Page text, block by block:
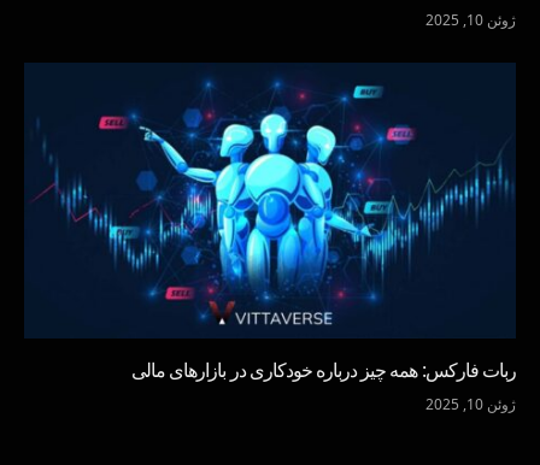
ژوئن 10, 2025
ربات فارکس: همه چیز درباره خودکاری در بازارهای مالی
ژوئن 10, 2025